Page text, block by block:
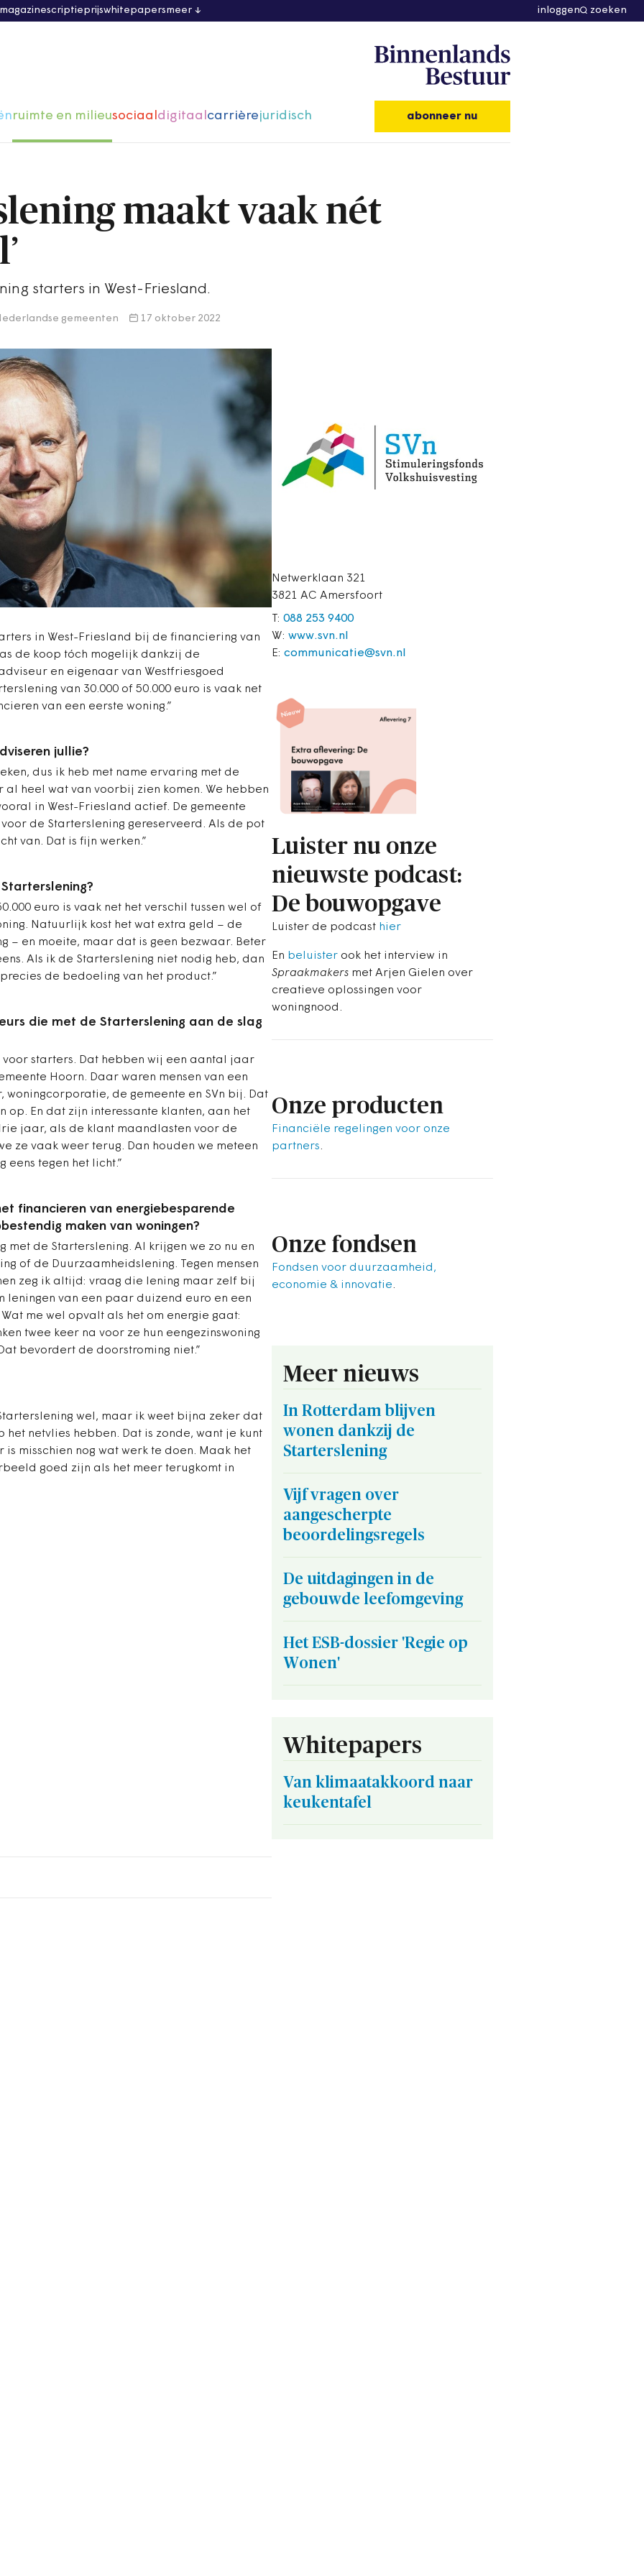
scriptieprijswhitepapersmeer inloggen zoeken
ruimte en milieusociaaldigitaalcarrièrejuridisch abonneer nu
maakt vaak nét
starters in West-Friesland.
gemeenten 17 oktober 2022
in West-Friesland bij de financiering van
de koop tóch mogelijk dankzij de
en eigenaar van Westfriesgoed
van 30.000 of 50.000 euro is vaak net
van een eerste woning.”
jullie?
dus ik heb met name ervaring met de
heel wat van voorbij zien komen. We hebben
in West-Friesland actief. De gemeente
de Starterslening gereserveerd. Als de pot
van. Dat is fijn werken.”
euro is vaak net het verschil tussen wel of
Natuurlijk kost het wat extra geld – de
– en moeite, maar dat is geen bezwaar. Beter
Als ik de Starterslening niet nodig heb, dan
de bedoeling van het product.”
die met de Starterslening aan de slag
starters. Dat hebben wij een aantal jaar
Hoorn. Daar waren mensen van een
de gemeente en SVn bij. Dat
op. En dat zijn interessante klanten, aan het
jaar, als de klant maandlasten voor de
ze vaak weer terug. Dan houden we meteen
eens tegen het licht.”
financieren van energiebesparende
maken van woningen?
met de Starterslening. Al krijgen we zo nu en
of de Duurzaamheidslening. Tegen mensen
zeg ik altijd: vraag die lening maar zelf bij
leningen van een paar duizend euro en een
me wel opvalt als het om energie gaat:
twee keer na voor ze hun eengezinswoning
bevordert de doorstroming niet.”
wel, maar ik weet bijna zeker dat
het netvlies hebben. Dat is zonde, want je kunt
misschien nog wat werk te doen. Maak het
goed zijn als het meer terugkomt in
Netwerklaan 321
3821 AC Amersfoort
T: 088 253 9400
W: www.svn.nl
E: communicatie@svn.nl
Luister nu onze
nieuwste podcast:
De bouwopgave
Luister de podcast hier
En beluister ook het interview in
Spraakmakers met Arjen Gielen over
creatieve oplossingen voor
woningnood.
Onze producten
Financiële regelingen voor onze
partners.
Onze fondsen
Fondsen voor duurzaamheid,
economie & innovatie.
Meer nieuws
In Rotterdam blijven
wonen dankzij de
Starterslening
Vijf vragen over
aangescherpte
beoordelingsregels
De uitdagingen in de
gebouwde leefomgeving
Het ESB-dossier 'Regie op
Wonen'
Whitepapers
Van klimaatakkoord naar
keukentafel